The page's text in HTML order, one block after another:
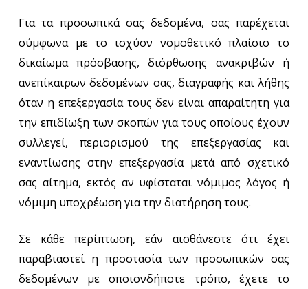
Για τα προσωπικά σας δεδομένα, σας παρέχεται
σύμφωνα με το ισχύον νομοθετικό πλαίσιο το
δικαίωμα πρόσβασης, διόρθωσης ανακριβών ή
ανεπίκαιρων δεδομένων σας, διαγραφής και λήθης
όταν η επεξεργασία τους δεν είναι απαραίτητη για
την επιδίωξη των σκοπών για τους οποίους έχουν
συλλεγεί, περιορισμού της επεξεργασίας και
εναντίωσης στην επεξεργασία μετά από σχετικό
σας αίτημα, εκτός αν υφίσταται νόμιμος λόγος ή
νόμιμη υποχρέωση για την διατήρηση τους.
Σε κάθε περίπτωση, εάν αισθάνεστε ότι έχει
παραβιαστεί η προστασία των προσωπικών σας
δεδομένων με οποιονδήποτε τρόπο, έχετε το